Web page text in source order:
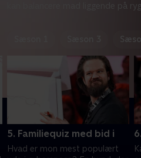
kan balancere mad liggende på
5. Familiequiz med bid i
Hvad er mon mest populært